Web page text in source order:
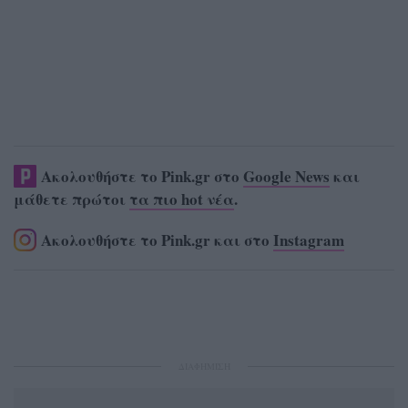
Ακολουθήστε το Pink.gr στο Google News και
μάθετε πρώτοι τα πιο hot νέα.
Ακολουθήστε το Pink.gr και στο Instagram